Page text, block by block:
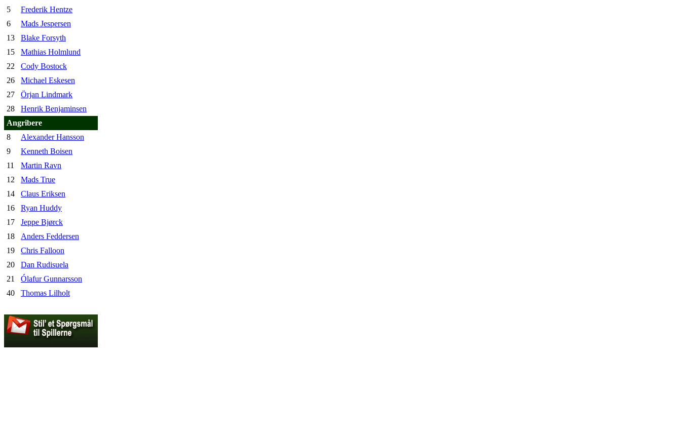
5
Frederik Hentze
6
Mads Jespersen
13
Blake Forsyth
15
Mathias Holmlund
22
Cody Bostock
26
Michael Eskesen
27
Örjan Lindmark
28
Henrik Benjaminsen
Angribere
8
Alexander Hansson
9
Kenneth Boisen
11
Martin Ravn
12
Mads True
14
Claus Eriksen
16
Ryan Huddy
17
Jeppe Bjørck
18
Anders Feddersen
19
Chris Falloon
20
Dan Rudisuela
21
Ólafur Gunnarsson
40
Thomas Lilholt